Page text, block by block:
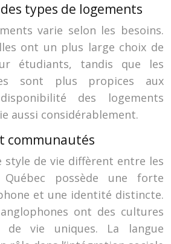
types de logements
varie selon les besoins.
ont un plus large choix de
étudiants, tandis que les
sont plus propices aux
des logements
aussi considérablement.
communautés
style de vie diffèrent entre les
Québec possède une forte
et une identité distincte.
ont des cultures
vie uniques. La langue